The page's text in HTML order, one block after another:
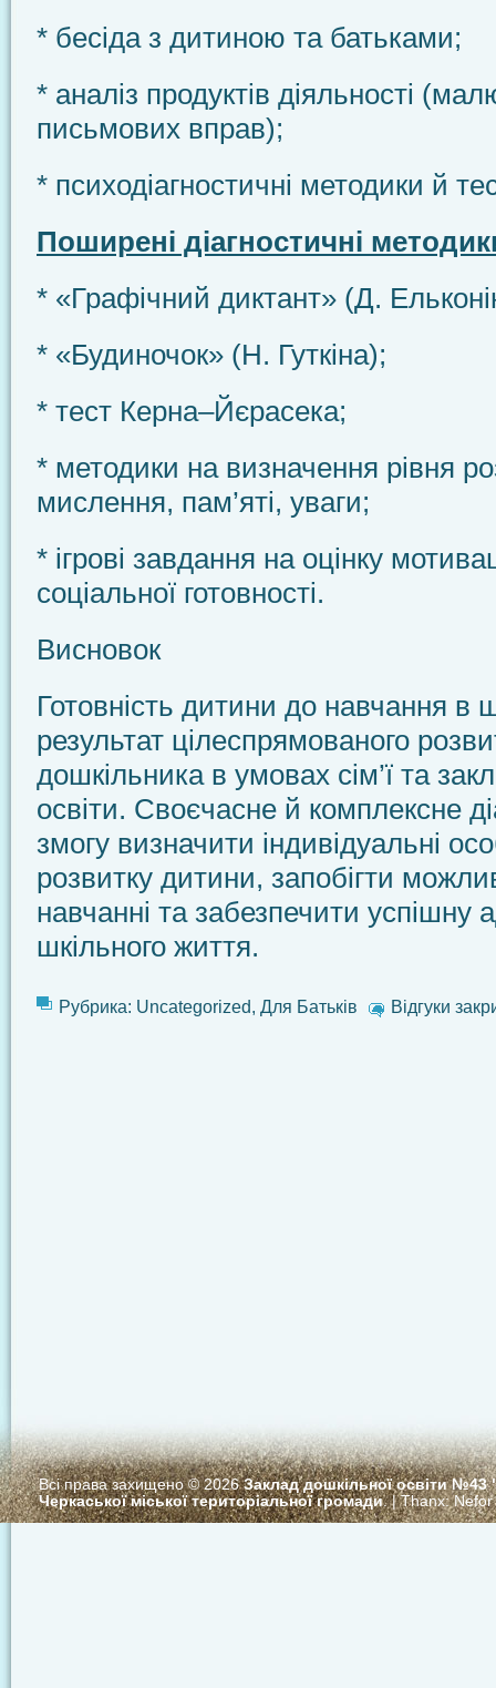
* бесіда з дитиною та батьками;
* аналіз продуктів діяльності
письмових вправ);
* психодіагностичні методики й
Поширені діагностичні
* «Графічний диктант» (Д.
* «Будиночок» (Н. Гуткіна);
* тест Керна–Йєрасека;
* методики на визначення рівня
мислення, пам’яті, уваги;
* ігрові завдання на оцінку
соціальної готовності.
Висновок
Готовність дитини до навчання в
результат цілеспрямованого
дошкільника в умовах сім’ї та
освіти. Своєчасне й комплексне
змогу визначити індивідуальні
розвитку дитини, запобігти
навчанні та забезпечити успішну
шкільного життя.
Рубрика: Uncategorized, Для Батьків Відгуки
Всі права захищено © 2026Заклад дошкільної освіти
Черкаської міської територіальної громади. | Thanx:Nefor